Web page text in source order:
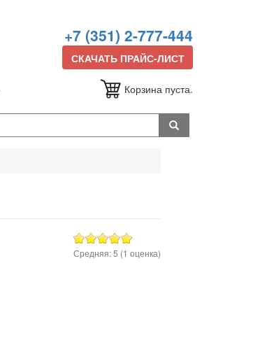
+7 (351) 2-777-444
СКАЧАТЬ ПРАЙС-ЛИСТ
Корзина пуста.
Средняя:5 (1 оценка)